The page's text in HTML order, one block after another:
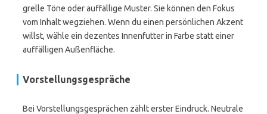
grelle Töne oder auffällige Muster. Sie können den Fokus
vom Inhalt wegziehen. Wenn du einen persönlichen Akzent
willst, wähle ein dezentes Innenfutter in Farbe statt einer
auffälligen Außenfläche.
Vorstellungsgespräche
Bei Vorstellungsgesprächen zählt erster Eindruck. Neutrale